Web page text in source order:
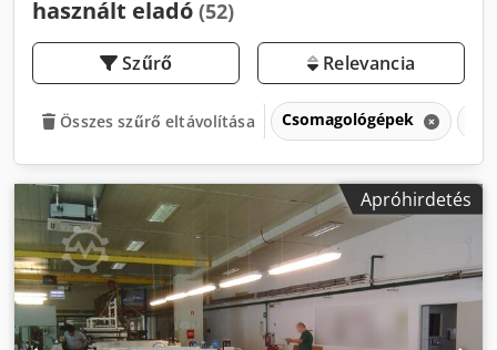
használt eladó (52)
Szűrő Relevancia
Összes szűrő eltávolítása Csomagológépek
Apróhirdetés